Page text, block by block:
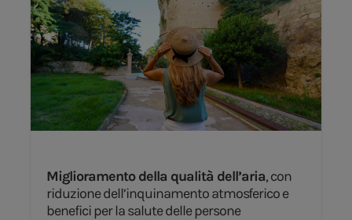
Miglioramento della qualità dell’aria, con
riduzione dell’inquinamento atmosferico e
benefici per la salute delle persone